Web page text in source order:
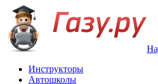
Инструкторы
Автошколы